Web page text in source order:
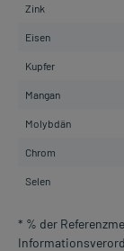
Zink
Eisen
Kupfer
Mangan
Molybdän
Chrom
Selen
* % der